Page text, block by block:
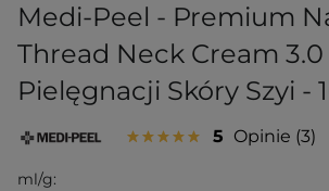
Medi-Peel - Premium
Thread Neck Cream
Pielęgnacji Skóry Szyi -
5 Opinie 3
ml/g: